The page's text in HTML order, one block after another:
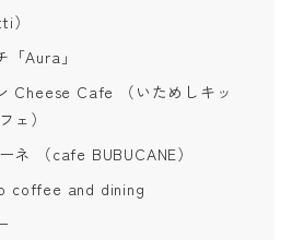
）
Aura」
Cheese Cafe （いためしキッ
ェ）
ネ （cafe BUBUCANE）
coffee and dining